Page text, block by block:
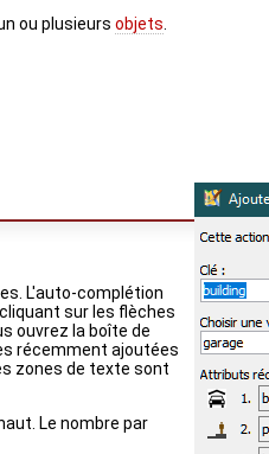
ou plusieurs objets.
L'auto-complétion
sur les flèches
ouvrez la boîte de
récemment ajoutées
zones de texte sont
Le nombre par